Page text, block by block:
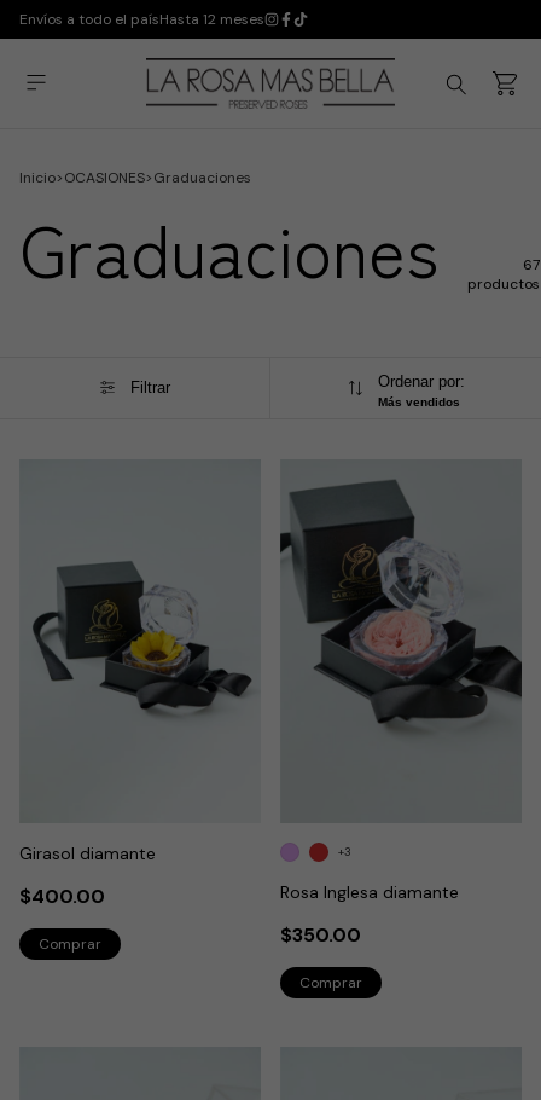
Envíos a todo el paísHasta 12 meses
Inicio>OCASIONES>Graduaciones
Graduaciones
67
productos
Filtrar Ordenar por:
Más vendidos
Girasol diamante
$400.00 Rosa Inglesa diamante
$350.00
+3
Comprar